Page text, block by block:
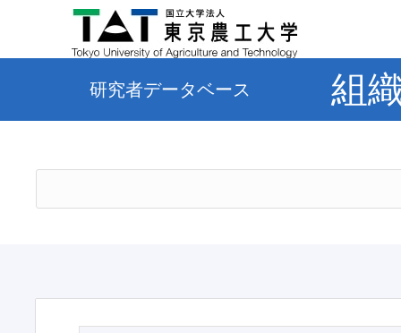
研究者データベース 組